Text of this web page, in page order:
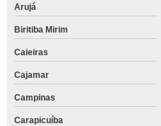
Arujá
Biritiba Mirim
Caieiras
Cajamar
Campinas
Carapicuíba